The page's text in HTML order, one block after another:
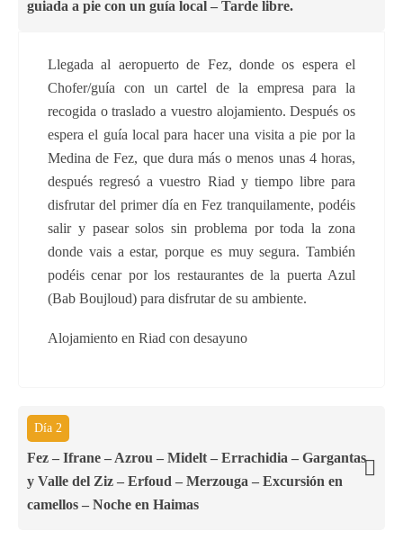
guiada a pie con un guía local – Tarde libre.
Llegada al aeropuerto de Fez, donde os espera el
Chofer/guía con un cartel de la empresa para la
recogida o traslado a vuestro alojamiento. Después os
espera el guía local para hacer una visita a pie por la
Medina de Fez, que dura más o menos unas 4 horas,
después regresó a vuestro Riad y tiempo libre para
disfrutar del primer día en Fez tranquilamente, podéis
salir y pasear solos sin problema por toda la zona
donde vais a estar, porque es muy segura. También
podéis cenar por los restaurantes de la puerta Azul
(Bab Boujloud) para disfrutar de su ambiente.
Alojamiento en Riad con desayuno
Día 2
Fez – Ifrane – Azrou – Midelt – Errachidia – Gargantas
y Valle del Ziz – Erfoud – Merzouga – Excursión en
camellos – Noche en Haimas